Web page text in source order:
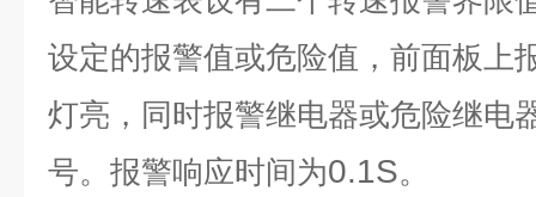
设定的报警值或危险值，前面板上
灯亮，同时报警继电器或危险继电
号。报警响应时间为0.1S。